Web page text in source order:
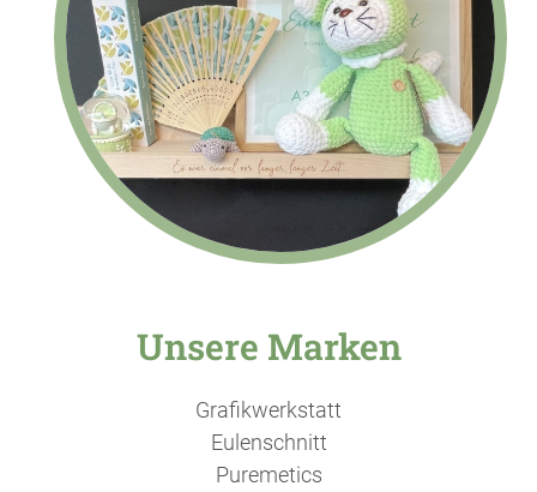
Unsere Marken
Grafikwerkstatt
Eulenschnitt
Puremetics